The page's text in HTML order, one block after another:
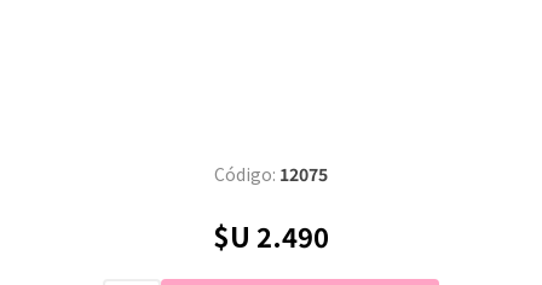
Código: 12075
$U 2.490